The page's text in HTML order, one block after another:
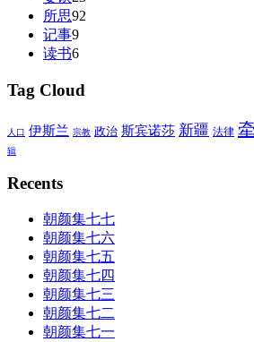
所思92
记事9
读书6
Tag Cloud
人口 伊斯兰 宗教 政治 斯宾诺莎 新疆 法律
辑
Recents
朝颜集七七
朝颜集七六
朝颜集七五
朝颜集七四
朝颜集七三
朝颜集七二
朝颜集七一